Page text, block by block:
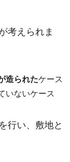
考えられま
造られたケース
いないケース
行い、敷地と